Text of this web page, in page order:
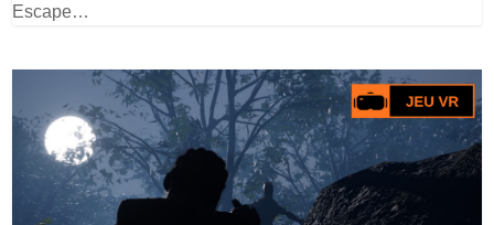
Escape…